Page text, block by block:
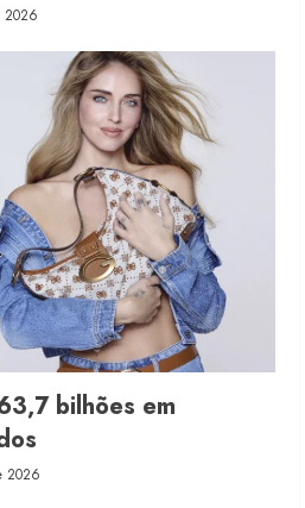
2026
bilhões em
2026